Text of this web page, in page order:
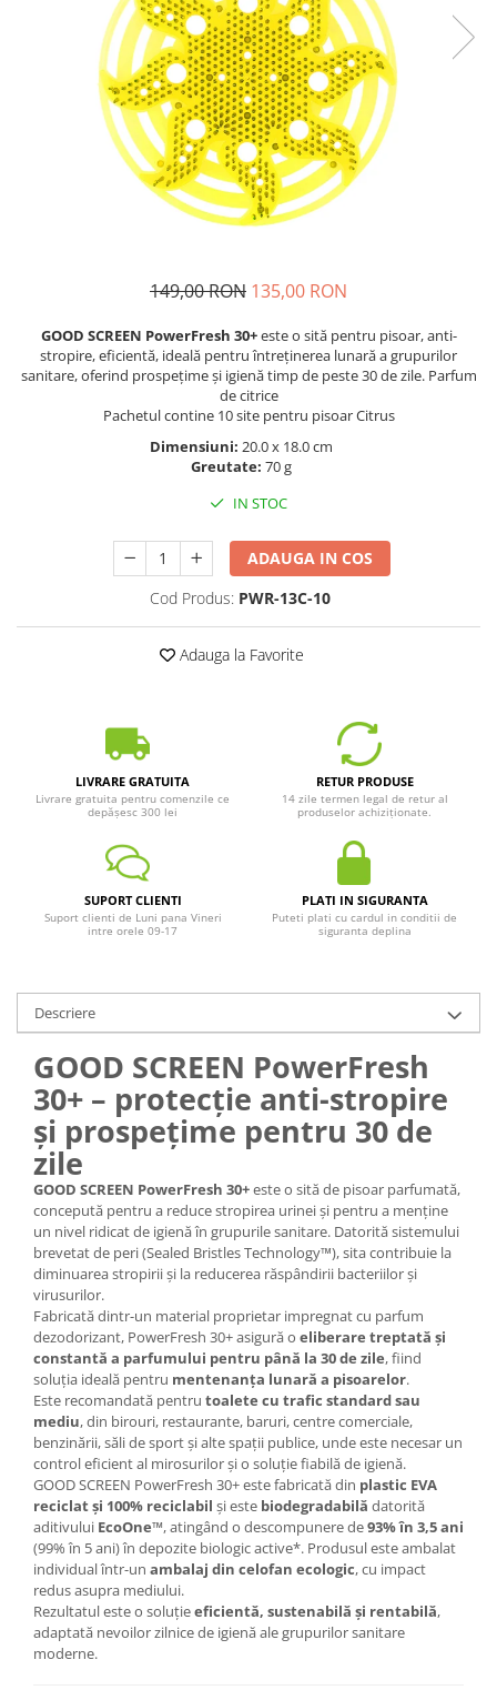
149,00 RON 135,00 RON
GOOD SCREEN PowerFresh 30+este o sită pentru pisoar, anti-
stropire, eficientă, ideală pentru întreținerea lunară a grupurilor
sanitare, oferind prospețime și igienă timp de peste 30 de zile. Parfum
de citrice
Pachetul contine 10 site pentru pisoar Citrus
Dimensiuni: 20.0 x 18.0 cm
Greutate: 70 g
IN STOC
ADAUGA IN COS
Cod Produs: PWR-13C-10
Adauga la Favorite
LIVRARE GRATUITA
Livrare gratuita pentru comenzile ce
depășesc 300 lei
RETUR PRODUSE
14 zile termen legal de retur al
produselor achiziționate.
SUPORT CLIENTI
Suport clienti de Luni pana Vineri
intre orele 09-17
PLATI IN SIGURANTA
Puteti plati cu cardul in conditii de
siguranta deplina
Descriere
GOOD SCREEN PowerFresh
30+ – protecție anti-stropire
și prospețime pentru 30 de
zile
GOOD SCREEN PowerFresh 30+este o sită de pisoar parfumată,
concepută pentru a reduce stropirea urinei și pentru a menține
un nivel ridicat de igienă în grupurile sanitare. Datorită sistemului
brevetat de peri (Sealed Bristles Technology™), sita contribuie la
diminuarea stropirii și la reducerea răspândirii bacteriilor și
virusurilor.
Fabricată dintr-un material proprietar impregnat cu parfum
dezodorizant, PowerFresh 30+ asigură o eliberare treptată și
constantă a parfumului pentru până la 30 de zile, fiind
soluția ideală pentru mentenanța lunară a pisoarelor.
Este recomandată pentru toalete cu trafic standard sau
mediu, din birouri, restaurante, baruri, centre comerciale,
benzinării, săli de sport și alte spații publice, unde este necesar un
control eficient al mirosurilor și o soluție fiabilă de igienă.
GOOD SCREEN PowerFresh 30+ este fabricată din plastic EVA
reciclat și 100% reciclabil și este biodegradabilă datorită
aditivului EcoOne™, atingând o descompunere de93% în 3,5 ani
(99% în 5 ani) în depozite biologic active*. Produsul este ambalat
individual într-un ambalaj din celofan ecologic, cu impact
redus asupra mediului.
Rezultatul este o soluțieeficientă, sustenabilă și rentabilă,
adaptată nevoilor zilnice de igienă ale grupurilor sanitare
moderne.